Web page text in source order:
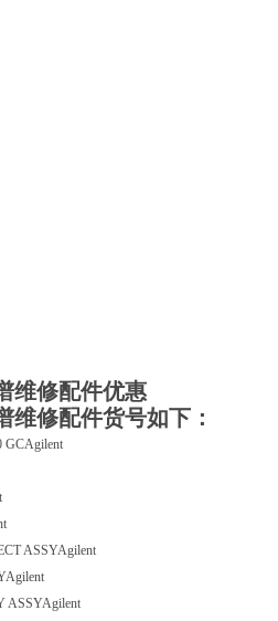
维修配件优惠
维修配件货号如下：
GCAgilent
ASSYAgilent
Agilent
ASSYAgilent